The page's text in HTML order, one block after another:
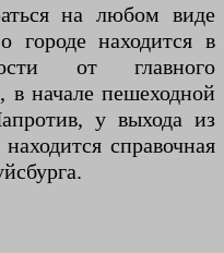
на любом виде
городе находится в
от главного
в начале пешеходной
у выхода из
справочная